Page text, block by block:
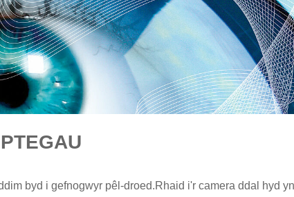
byd i gefnogwyr pêl-droed.Rhaid i'r camera ddal hyd